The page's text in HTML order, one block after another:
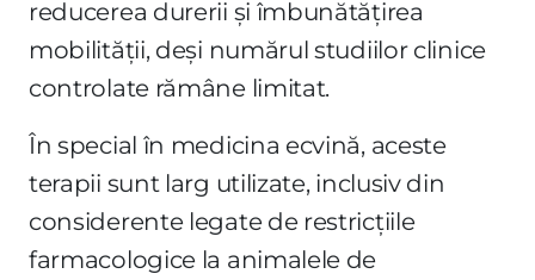
reducerea durerii și îmbunătățirea
mobilității, deși numărul studiilor clinice
controlate rămâne limitat.
În special în medicina ecvină, aceste
terapii sunt larg utilizate, inclusiv din
considerente legate de restricțiile
farmacologice la animalele de